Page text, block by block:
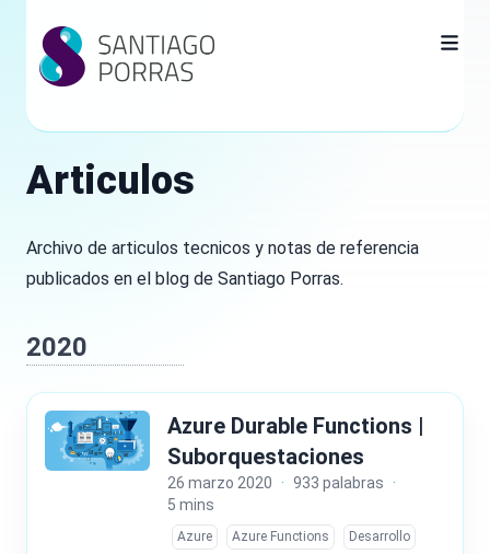
Articulos
Archivo de articulos tecnicos y notas de referencia
publicados en el blog de Santiago Porras.
2020
Azure Durable Functions |
Suborquestaciones
26 marzo 2020 · 933 palabras ·
5 mins
Azure Azure Functions Desarrollo